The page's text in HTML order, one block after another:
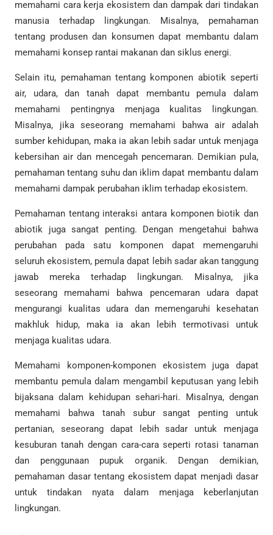
memahami cara kerja ekosistem dan dampak dari tindakan
manusia terhadap lingkungan. Misalnya, pemahaman
tentang produsen dan konsumen dapat membantu dalam
memahami konsep rantai makanan dan siklus energi.
Selain itu, pemahaman tentang komponen abiotik seperti
air, udara, dan tanah dapat membantu pemula dalam
memahami pentingnya menjaga kualitas lingkungan.
Misalnya, jika seseorang memahami bahwa air adalah
sumber kehidupan, maka ia akan lebih sadar untuk menjaga
kebersihan air dan mencegah pencemaran. Demikian pula,
pemahaman tentang suhu dan iklim dapat membantu dalam
memahami dampak perubahan iklim terhadap ekosistem.
Pemahaman tentang interaksi antara komponen biotik dan
abiotik juga sangat penting. Dengan mengetahui bahwa
perubahan pada satu komponen dapat memengaruhi
seluruh ekosistem, pemula dapat lebih sadar akan tanggung
jawab mereka terhadap lingkungan. Misalnya, jika
seseorang memahami bahwa pencemaran udara dapat
mengurangi kualitas udara dan memengaruhi kesehatan
makhluk hidup, maka ia akan lebih termotivasi untuk
menjaga kualitas udara.
Memahami komponen-komponen ekosistem juga dapat
membantu pemula dalam mengambil keputusan yang lebih
bijaksana dalam kehidupan sehari-hari. Misalnya, dengan
memahami bahwa tanah subur sangat penting untuk
pertanian, seseorang dapat lebih sadar untuk menjaga
kesuburan tanah dengan cara-cara seperti rotasi tanaman
dan penggunaan pupuk organik. Dengan demikian,
pemahaman dasar tentang ekosistem dapat menjadi dasar
untuk tindakan nyata dalam menjaga keberlanjutan
lingkungan.